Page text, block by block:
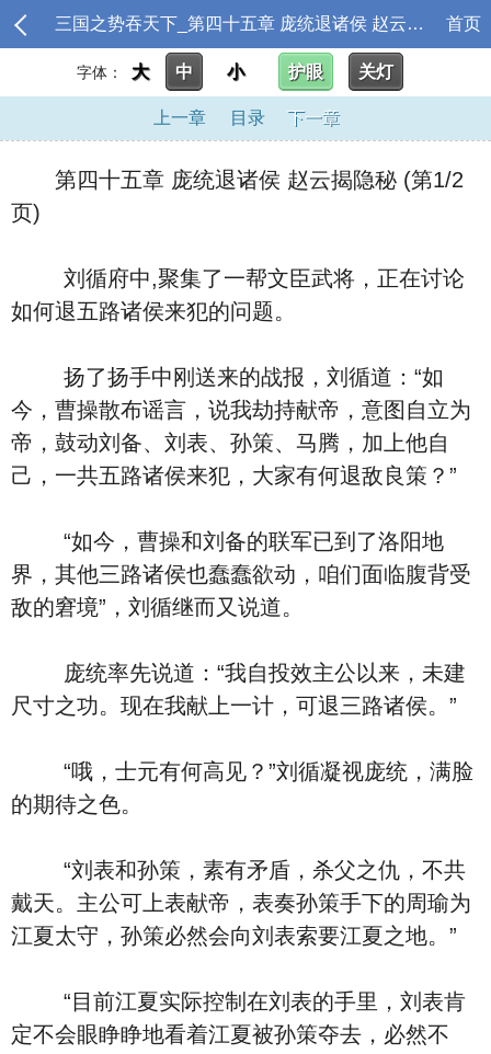
三国之势吞天下_第四十五章 庞统退诸侯 赵云揭隐秘 首页
字体： 大 中 小 护眼 关灯
上一章 目录 下一章
第四十五章 庞统退诸侯 赵云揭隐秘 (第1/2
页)
刘循府中,聚集了一帮文臣武将，正在讨论
如何退五路诸侯来犯的问题。
扬了扬手中刚送来的战报，刘循道：“如
今，曹操散布谣言，说我劫持献帝，意图自立为
帝，鼓动刘备、刘表、孙策、马腾，加上他自
己，一共五路诸侯来犯，大家有何退敌良策？”
“如今，曹操和刘备的联军已到了洛阳地
界，其他三路诸侯也蠢蠢欲动，咱们面临腹背受
敌的窘境”，刘循继而又说道。
庞统率先说道：“我自投效主公以来，未建
尺寸之功。现在我献上一计，可退三路诸侯。”
“哦，士元有何高见？”刘循凝视庞统，满脸
的期待之色。
“刘表和孙策，素有矛盾，杀父之仇，不共
戴天。主公可上表献帝，表奏孙策手下的周瑜为
江夏太守，孙策必然会向刘表索要江夏之地。”
“目前江夏实际控制在刘表的手里，刘表肯
定不会眼睁睁地看着江夏被孙策夺去，必然不